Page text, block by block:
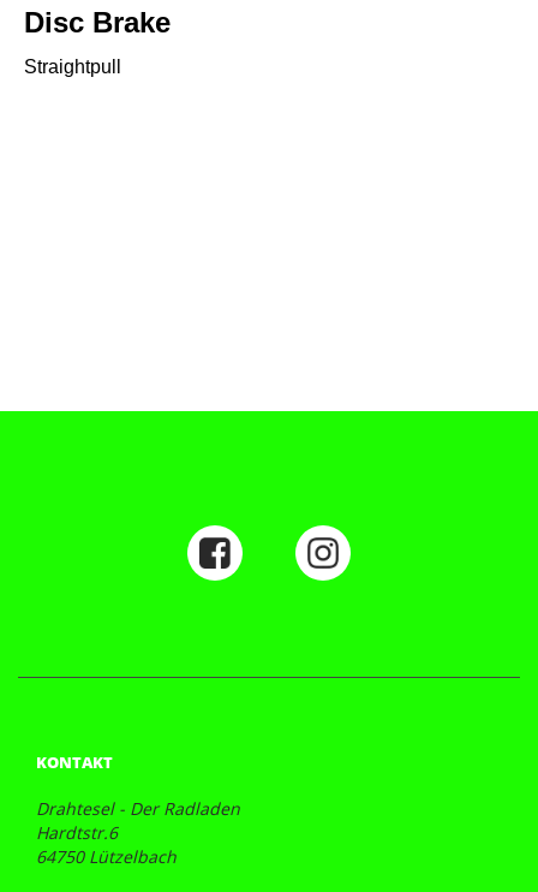
Disc Brake
Straightpull
KONTAKT
Drahtesel - Der Radladen
Hardtstr.6
64750 Lützelbach